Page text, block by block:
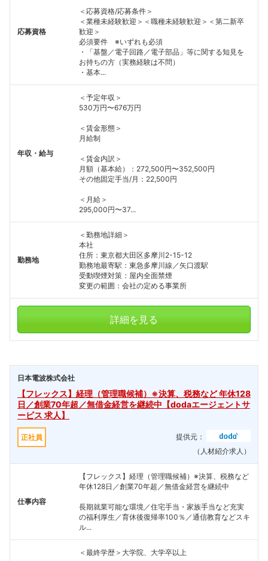
応募資格
＜応募資格/応募条件＞
＜業種未経験歓迎＞＜職種未経験歓迎＞＜第二新卒
歓迎＞
必須要件 ※いずれも必須
・「基盤／電子回路／電子部品」等に関する知見を
お持ちの方（実務経験は不問）
・基本...
年収・給与
＜予定年収＞
530万円〜676万円
＜賃金形態＞
月給制
＜賃金内訳＞
月額（基本給）：272,500円〜352,500円
その他固定手当/月：22,500円
＜月給＞
295,000円〜37...
勤務地
＜勤務地詳細＞
本社
住所：東京都大田区多摩川2-15-12
勤務地最寄駅：東急多摩川線／矢口渡駅
受動喫煙対策：屋内全面禁煙
変更の範囲：会社の定める事業所
詳細を見る
日本電波株式会社
【フレックス】経理（管理職候補）※決算、税務など 年休128
日／創業70年超／無借金経営を継続中【dodaエージェントサ
ービス 求人】
正社員
提供元：
（人材紹介求人）
仕事内容
【フレックス】経理（管理職候補）※決算、税務など
年休128日／創業70年超／無借金経営を継続中
長期就業可能な環境／住宅手当・家族手当など充実
の福利厚生／育休後復帰率100％／通信教育などスキ
ル...
＜最終学歴＞大学院、大学卒以上